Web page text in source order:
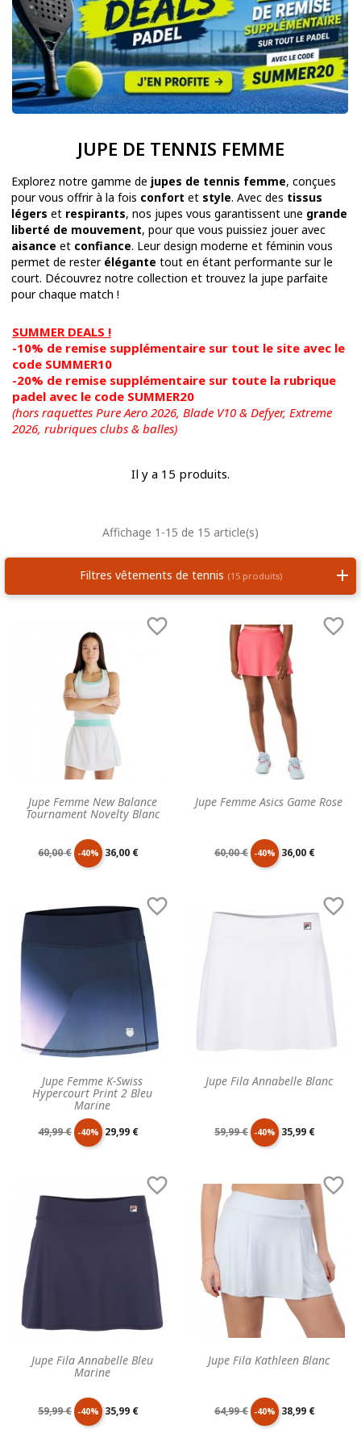
JUPE DE TENNIS FEMME
Explorez notre gamme de jupes de tennis femme, conçues
pour vous offrir à la fois confort et style. Avec des tissus
légers et respirants, nos jupes vous garantissent une grande
liberté de mouvement, pour que vous puissiez jouer avec
aisance et confiance. Leur design moderne et féminin vous
permet de rester élégante tout en étant performante sur le
court. Découvrez notre collection et trouvez la jupe parfaite
pour chaque match !
SUMMER DEALS !
-10% de remise supplémentaire sur tout le site avec le
code SUMMER10
-20% de remise supplémentaire sur toute la rubrique
padel avec le code SUMMER20
(hors raquettes Pure Aero 2026, Blade V10 & Defyer, Extreme
2026, rubriques clubs & balles)
Il y a 15 produits.
Affichage 1-15 de 15 article(s)
Filtres vêtements de tennis (15 produits)
Jupe Femme New Balance
Tournament Novelty Blanc

Prix
60,00 € -40% Prix
36,00 €
Jupe Femme Asics Game Rose

Prix
60,00 € -40% Prix
36,00 €
Jupe Femme K-Swiss
Hypercourt Print 2 Bleu
Marine

Prix
base
49,99 € -40% Prix
29,99 €
Jupe Fila Annabelle Blanc

Prix
base
59,99 € -40% Prix
35,99 €
Jupe Fila Annabelle Bleu
Marine

Prix
59,99 € -40% Prix
35,99 €
Jupe Fila Kathleen Blanc

Prix
64,99 € -40% Prix
38,99 €